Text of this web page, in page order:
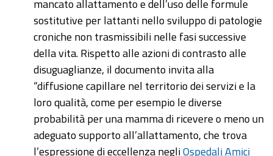
mancato allattamento e dell’uso delle formule
sostitutive per lattanti nello sviluppo di patologie
croniche non trasmissibili nelle fasi successive
della vita. Rispetto alle azioni di contrasto alle
disuguaglianze, il documento invita alla
“diffusione capillare nel territorio dei servizi e la
loro qualità, come per esempio le diverse
probabilità per una mamma di ricevere o meno un
adeguato supporto all’allattamento, che trova
l’espressione di eccellenza negliOspedali Amici